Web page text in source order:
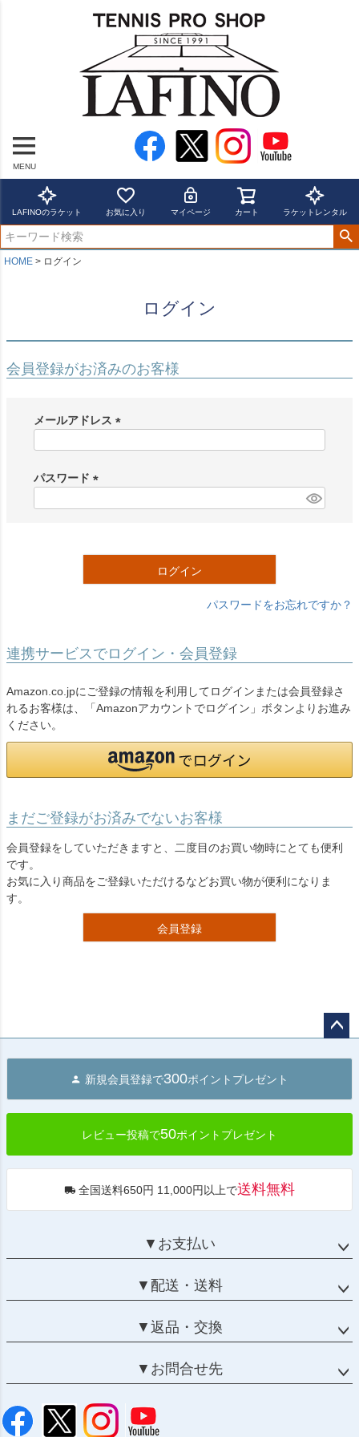
MENU
LAFINOのラケット お気に入り マイページ カート ラケットレンタル
HOME ログイン
ログイン
会員登録がお済みのお客様
メールアドレス
)
パスワード
ログイン
パスワードをお忘れですか？
連携サービスでログイン・会員登録
Amazon.co.jpにご登録の情報を利用してログインまたは会員登録さ
れるお客様は、「Amazonアカウントでログイン」ボタンよりお進み
ください。
まだご登録がお済みでないお客様
会員登録をしていただきますと、二度目のお買い物時にとても便利
です。
お気に入り商品をご登録いただけるなどお買い物が便利になりま
す。
会員登録
へ
新規会員登録で300ポイントプレゼント
レビュー投稿で50ポイントプレゼント
全国送料650円 11,000円以上で送料無料
▼お支払い
▼配送・送料
▼返品・交換
▼お問合せ先